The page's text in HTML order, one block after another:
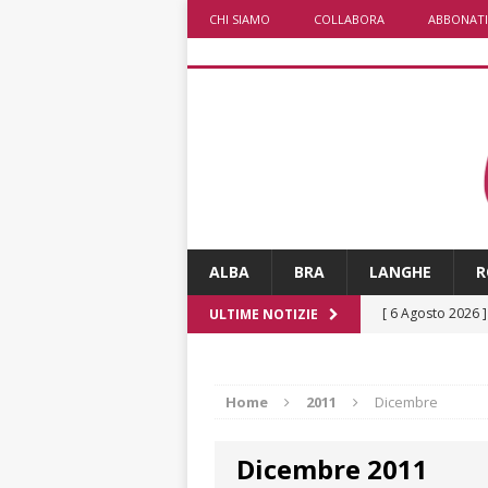
CHI SIAMO COLLABORA ABBONATI
ALBA BRA LANGHE
ULTIME NOTIZIE [ 6 Agosto 2026 ]
ARCHIVIO
Home 2011 Dicembre
Dicembre 2011